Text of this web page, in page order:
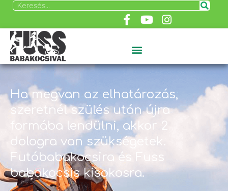
Ha megvan az elhatározás,
szeretnél szülés után újra
formába lendülni, akkor 2
dologra van szükségetek.
Futóbabakocsira és Fuss
babakocsis kisokosra.